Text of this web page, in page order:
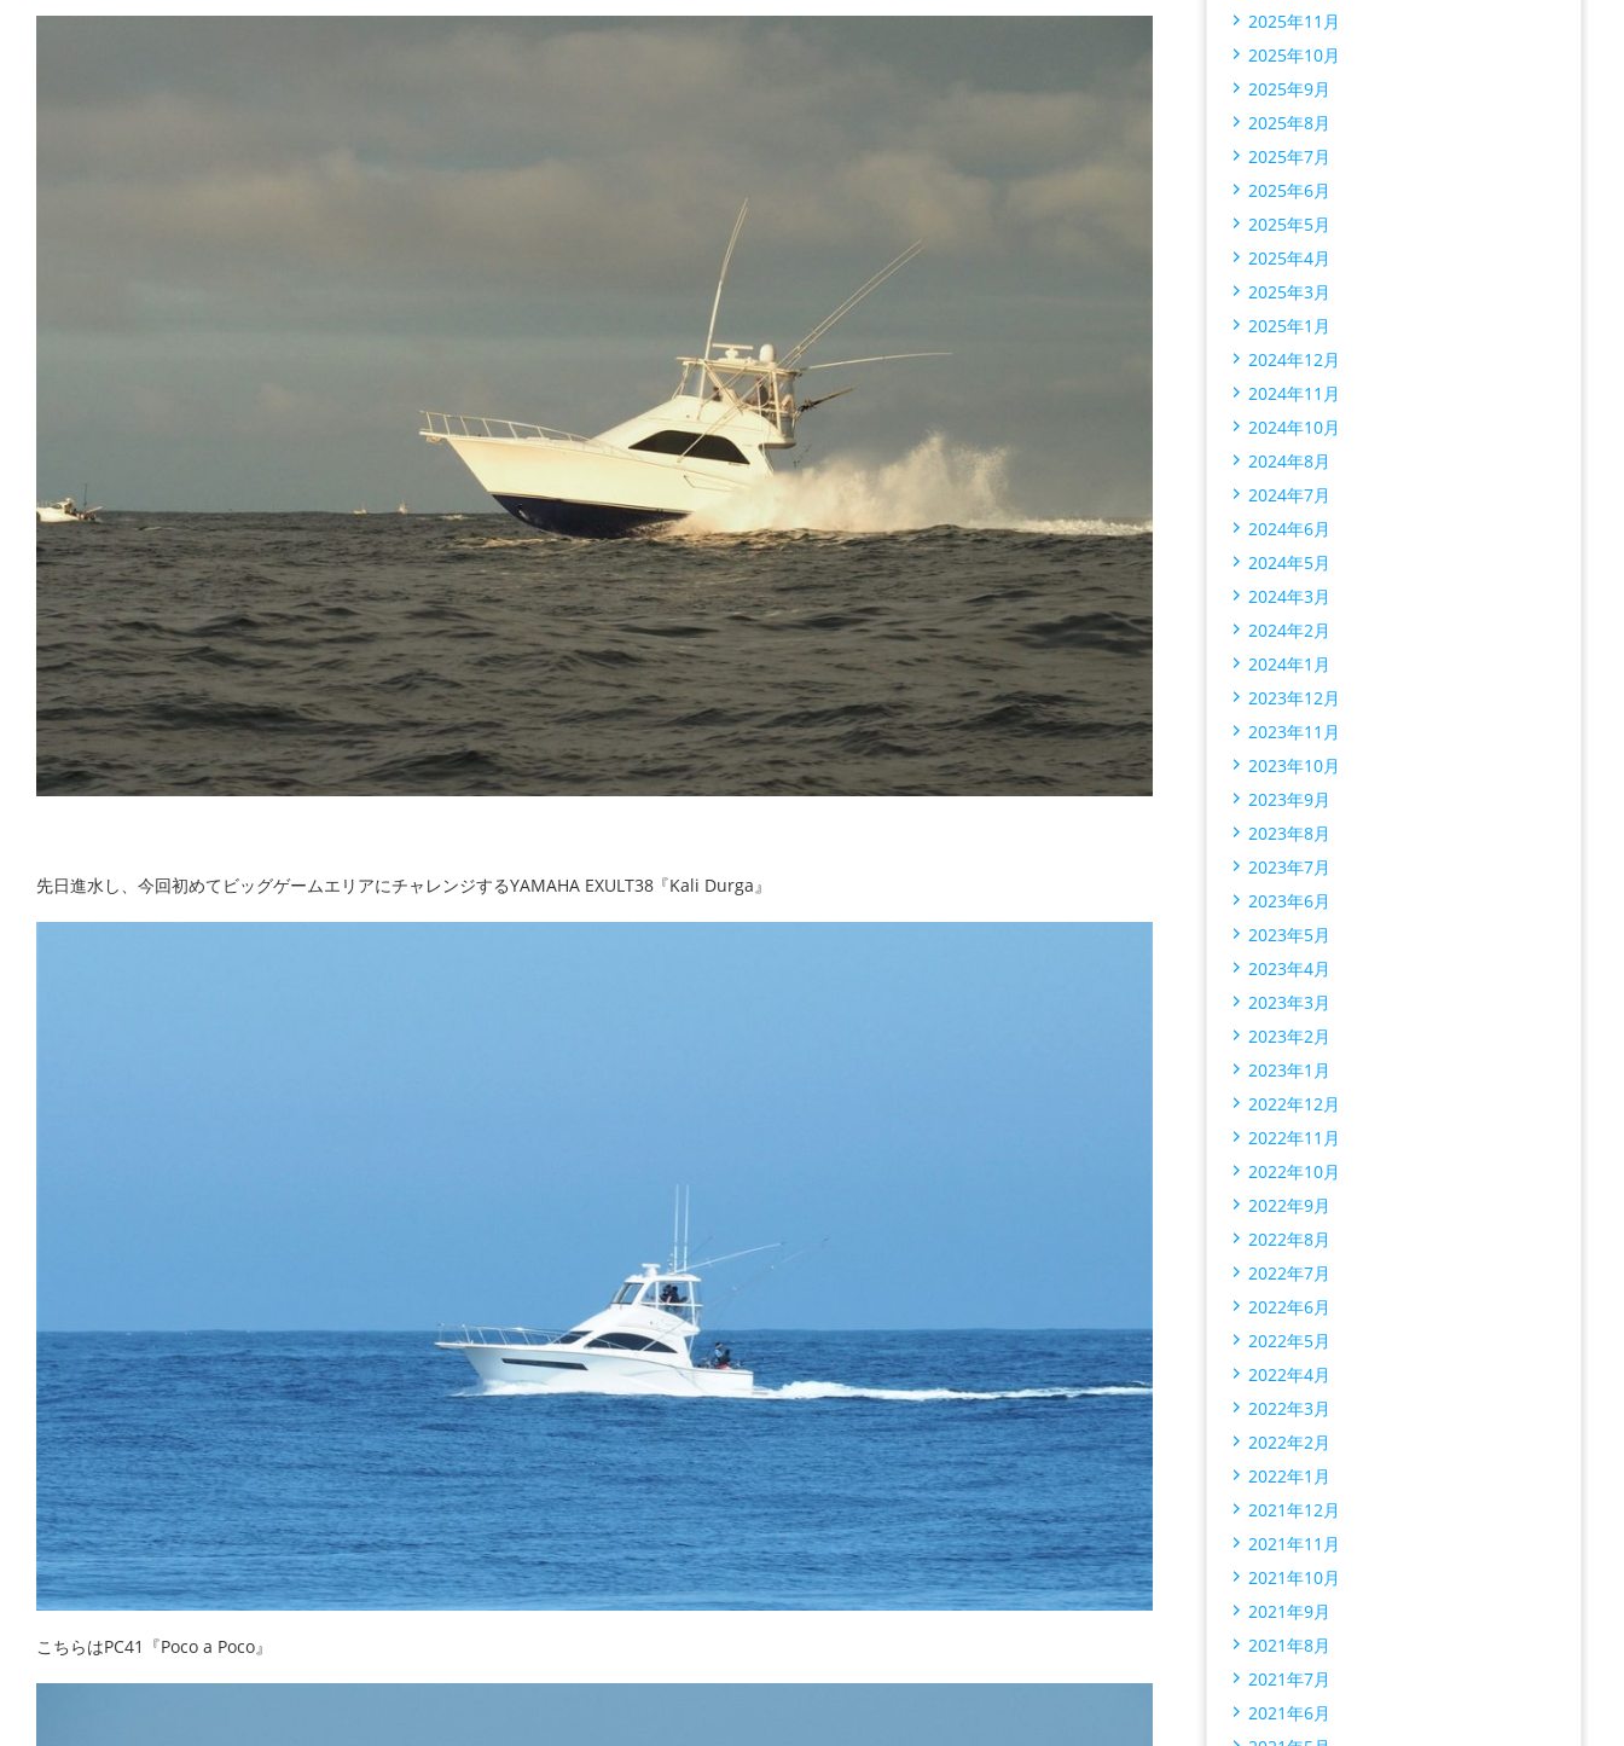
先日進水し、今回初めてビッグゲームエリアにチャレンジするYAMAHA EXULT38『Kali Durga』
こちらはPC41『Poco a Poco』
2025年11月
2025年10月
2025年9月
2025年8月
2025年7月
2025年6月
2025年5月
2025年4月
2025年3月
2025年1月
2024年12月
2024年11月
2024年10月
2024年8月
2024年7月
2024年6月
2024年5月
2024年3月
2024年2月
2024年1月
2023年12月
2023年11月
2023年10月
2023年9月
2023年8月
2023年7月
2023年6月
2023年5月
2023年4月
2023年3月
2023年2月
2023年1月
2022年12月
2022年11月
2022年10月
2022年9月
2022年8月
2022年7月
2022年6月
2022年5月
2022年4月
2022年3月
2022年2月
2022年1月
2021年12月
2021年11月
2021年10月
2021年9月
2021年8月
2021年7月
2021年6月